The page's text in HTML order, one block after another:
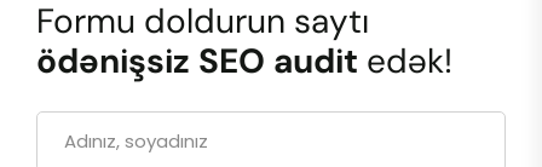
Formu doldurun saytı
ödənişsiz SEO audit edək!